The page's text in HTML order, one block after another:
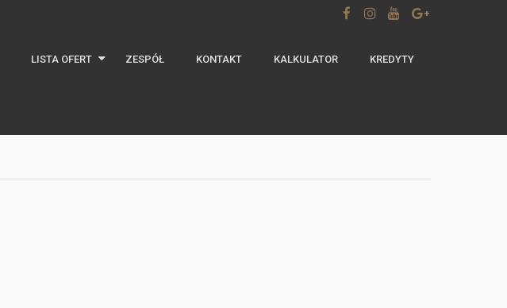
LISTA OFERT
Oferty specjalne
ZESPÓŁ KONTAKT KALKULATOR KREDYTY